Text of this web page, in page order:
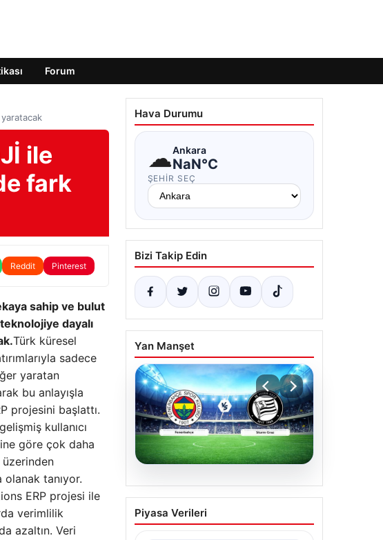
Forum
ile
fark
Reddit Pinterest
sahip ve bulut
dayalı
Türk küresel
sadece
yaratan
bu anlayışla
projesini başlattı.
kullanıcı
göre çok daha
olanak tanıyor.
ERP projesi ile
verimlilik
azaltın. Veri
Hava Durumu
☁Ankara
NaN°C
ŞEHIR SEÇ
Bizi Takip Edin
Yan Manşet
05.08.2026
CANLI | Fenerbahçe –
Sturm Graz Canlı Maç
Piyasa Verileri